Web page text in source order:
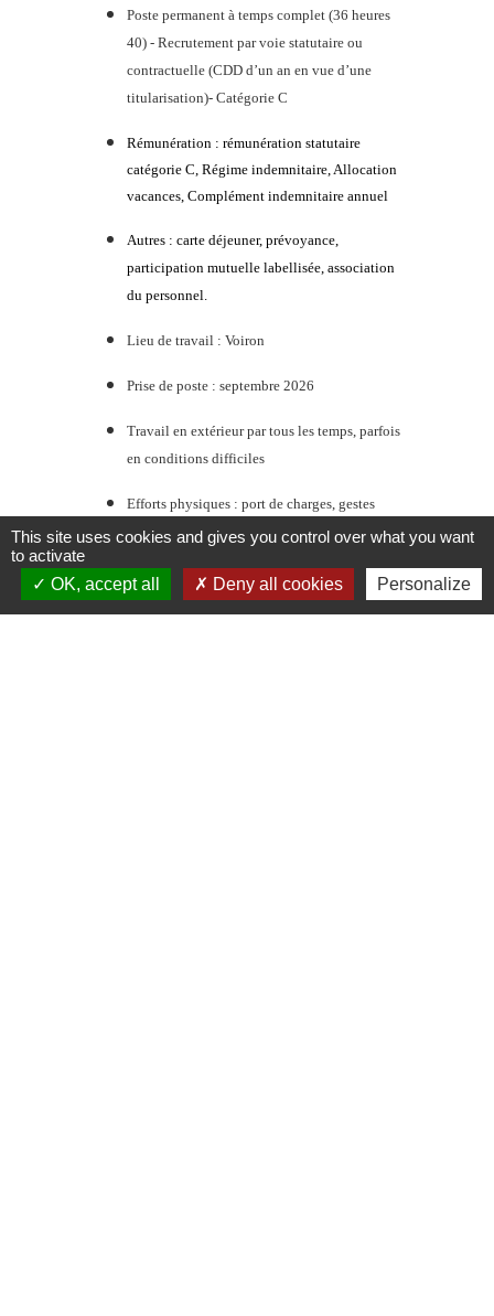
Poste permanent à temps complet (36 heures
40) - Recrutement par voie statutaire ou
contractuelle (CDD d’un an en vue d’une
titularisation)- Catégorie C
Rémunération : rémunération statutaire
catégorie C, Régime indemnitaire, Allocation
vacances, Complément indemnitaire annuel
Autres : carte déjeuner, prévoyance,
participation mutuelle labellisée, association
du personnel.
Lieu de travail : Voiron
Prise de poste : septembre 2026
Travail en extérieur par tous les temps, parfois
en conditions difficiles
Efforts physiques : port de charges, gestes
répétitifs, station debout prolongée
Exposition au bruit, à la circulation, aux odeurs
et à des produits potentiellement irritants
This site uses cookies and gives you control over what you want
to activate
OK, accept all
Deny all cookies Personalize